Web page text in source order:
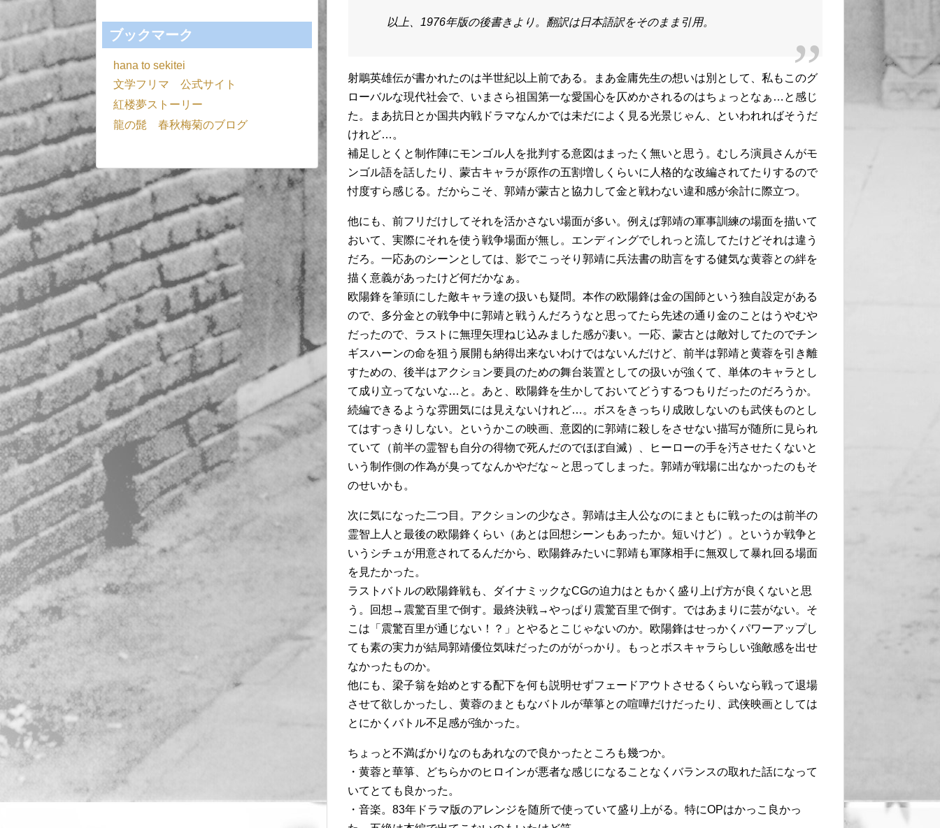
以上、1976年版の後書きより。翻訳は日本語訳をそのまま引用。
射鵰英雄伝が書かれたのは半世紀以上前である。まあ金庸先生の想いは別として、私もこのグ
ローバルな現代社会で、いまさら祖国第一な愛国心を仄めかされるのはちょっとなぁ…と感じ
た。まあ抗日とか国共内戦ドラマなんかでは未だによく見る光景じゃん、といわれればそうだ
けれど…。
補足しとくと制作陣にモンゴル人を批判する意図はまったく無いと思う。むしろ演員さんがモ
ンゴル語を話したり、蒙古キャラが原作の五割増しくらいに人格的な改編されてたりするので
忖度すら感じる。だからこそ、郭靖が蒙古と協力して金と戦わない違和感が余計に際立つ。
他にも、前フリだけしてそれを活かさない場面が多い。例えば郭靖の軍事訓練の場面を描いて
おいて、実際にそれを使う戦争場面が無し。エンディングでしれっと流してたけどそれは違う
だろ。一応あのシーンとしては、影でこっそり郭靖に兵法書の助言をする健気な黄蓉との絆を
描く意義があったけど何だかなぁ。
欧陽鋒を筆頭にした敵キャラ達の扱いも疑問。本作の欧陽鋒は金の国師という独自設定がある
ので、多分金との戦争中に郭靖と戦うんだろうなと思ってたら先述の通り金のことはうやむや
だったので、ラストに無理矢理ねじ込みました感が凄い。一応、蒙古とは敵対してたのでチン
ギスハーンの命を狙う展開も納得出来ないわけではないんだけど、前半は郭靖と黄蓉を引き離
すための、後半はアクション要員のための舞台装置としての扱いが強くて、単体のキャラとし
て成り立ってないな…と。あと、欧陽鋒を生かしておいてどうするつもりだったのだろうか。
続編できるような雰囲気には見えないけれど…。ボスをきっちり成敗しないのも武侠ものとし
てはすっきりしない。というかこの映画、意図的に郭靖に殺しをさせない描写が随所に見られ
ていて（前半の霊智も自分の得物で死んだのでほぼ自滅）、ヒーローの手を汚させたくないと
いう制作側の作為が臭ってなんかやだな～と思ってしまった。郭靖が戦場に出なかったのもそ
のせいかも。
次に気になった二つ目。アクションの少なさ。郭靖は主人公なのにまともに戦ったのは前半の
霊智上人と最後の欧陽鋒くらい（あとは回想シーンもあったか。短いけど）。というか戦争と
いうシチュが用意されてるんだから、欧陽鋒みたいに郭靖も軍隊相手に無双して暴れ回る場面
を見たかった。
ラストバトルの欧陽鋒戦も、ダイナミックなCGの迫力はともかく盛り上げ方が良くないと思
う。回想→震驚百里で倒す。最終決戦→やっぱり震驚百里で倒す。ではあまりに芸がない。そ
こは「震驚百里が通じない！？」とやるとこじゃないのか。欧陽鋒はせっかくパワーアップし
ても素の実力が結局郭靖優位気味だったのががっかり。もっとボスキャラらしい強敵感を出せ
なかったものか。
他にも、梁子翁を始めとする配下を何も説明せずフェードアウトさせるくらいなら戦って退場
させて欲しかったし、黄蓉のまともなバトルが華箏との喧嘩だけだったり、武侠映画としては
とにかくバトル不足感が強かった。
ちょっと不満ばかりなのもあれなので良かったところも幾つか。
・黄蓉と華箏、どちらかのヒロインが悪者な感じになることなくバランスの取れた話になって
いてとても良かった。
・音楽。83年ドラマ版のアレンジを随所で使っていて盛り上がる。特にOPはかっこ良かっ
ブックマーク
hana to sekitei
文学フリマ 公式サイト
紅楼夢ストーリー
龍の髭 春秋梅菊のブログ